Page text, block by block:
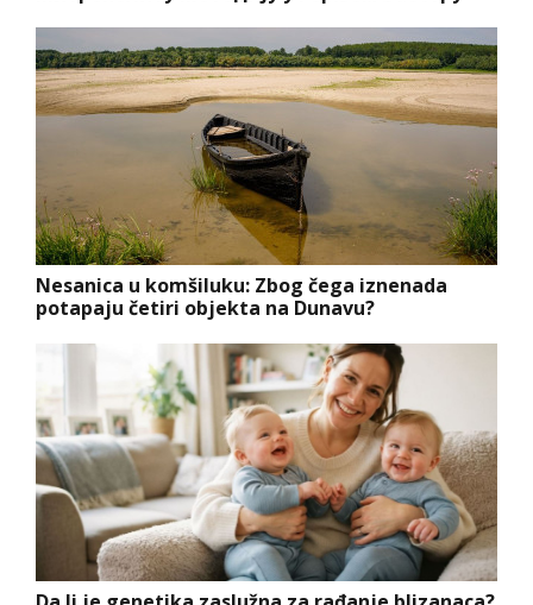
Nesanica u komšiluku: Zbog čega iznenada
potapaju četiri objekta na Dunavu?